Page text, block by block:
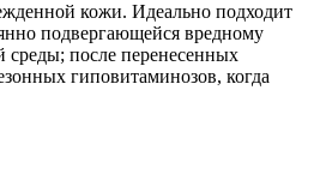
кожи. Идеально подходит
подвергающейся вредному
после перенесенных
гиповитаминозов, когда